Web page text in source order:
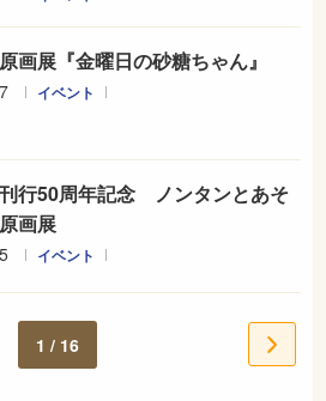
画展『金曜日の砂糖ちゃん』
イベント
行50周年記念 ノンタンとあそ
画展
イベント
1 / 16